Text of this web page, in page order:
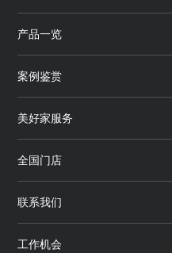
产品一览
案例鉴赏
美好家服务
全国门店
联系我们
工作机会